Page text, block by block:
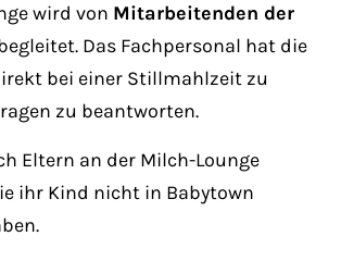
ligula eget dolor. Aenean
sociis natoque penatibus et
montes, nascetur
Donec quam felis, ultricies
wird von Mitarbeitenden der
Das Fachpersonal hat die
bei einer Stillmahlzeit zu
zu beantworten.
Eltern an der Milch-Lounge
ihr Kind nicht in Babytown